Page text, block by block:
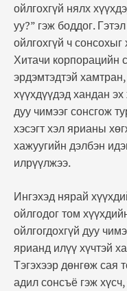
ойлгохгүй нялх
уу?” гэж боддог.
ойлгохгүй ч
Хитачи корпорацийн
эрдэмтэдтэй
хүүхдүүдэд хандан
дуу чимээг сонсгож
хэсэгт хэл ярианы
хажуугийн дэлбэн
илрүүлжээ.
Ингэхэд нярай
ойлгодог том
ойлгогдохгүй дуу
ярианд илүү хүчтэй
Тэгэхээр дөнгөж сая
адил сонсъё гэж